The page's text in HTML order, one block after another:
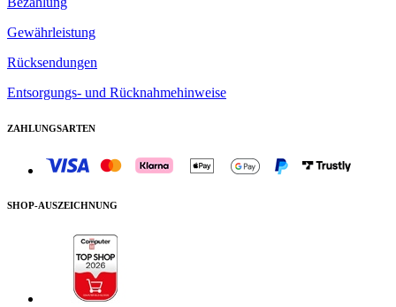
Gewährleistung
Rücksendungen
Entsorgungs- und Rücknahmehinweise
ZAHLUNGSARTEN
SHOP-AUSZEICHNUNG